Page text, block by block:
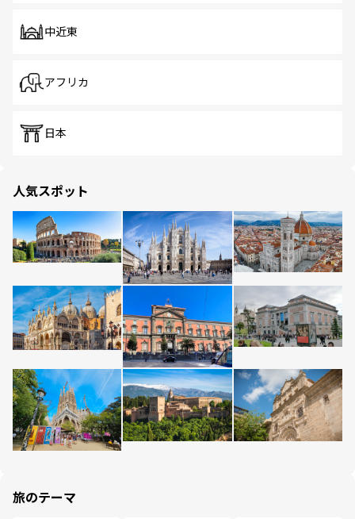
中近東
アフリカ
日本
人気スポット
旅のテーマ